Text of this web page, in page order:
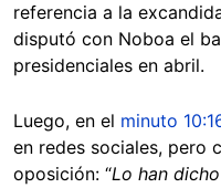
referencia a la
disputó con Noboa el
presidenciales en abril.
Luego, en el minuto
en redes sociales, pero
oposición: “Lo han